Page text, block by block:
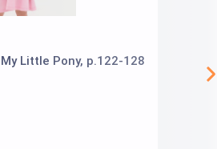
Little Pony, р.122-128